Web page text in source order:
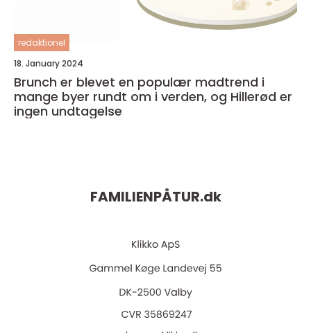
redaktionel
18. January 2024
Brunch er blevet en populær madtrend i
mange byer rundt om i verden, og Hillerød er
ingen undtagelse
FAMILIENPÅTUR.dk